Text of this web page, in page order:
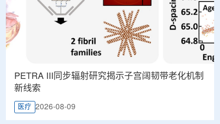
PETRA III同步辐射研究揭示子宫阔韧带老化机制
新线索
医疗 2026-08-09